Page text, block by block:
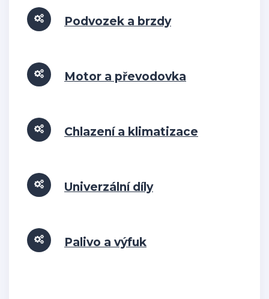
Podvozek a brzdy
Motor a převodovka
Chlazení a klimatizace
Univerzální díly
Palivo a výfuk